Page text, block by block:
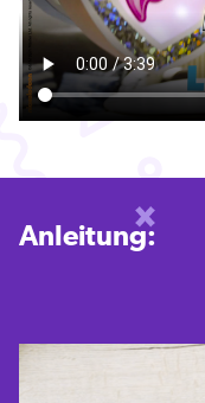
Anleitung: